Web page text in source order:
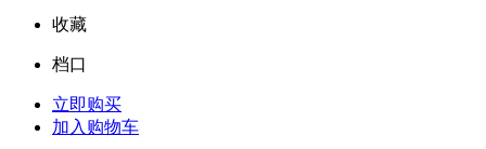
收藏
档口
立即购买
加入购物车